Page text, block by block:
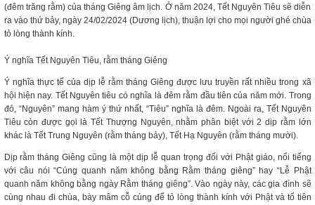
(đêm trăng rằm) của tháng Giêng âm lịch. Ở năm 2024, Tết Nguyên Tiêu sẽ diễn
ra vào thứ bảy, ngày 24/02/2024 (Dương lịch), thuận lợi cho mọi người ghé chùa
tỏ lòng thành kính.
Ý nghĩa Tết Nguyên Tiêu, rằm tháng Giêng
Ý nghĩa thực tế của dịp lễ rằm tháng Giêng được lưu truyền rất nhiều trong xã
hội hiện nay. Tết Nguyên tiêu có nghĩa là đêm rằm đầu tiên của năm mới. Trong
đó, “Nguyên” mang hàm ý thứ nhất, “Tiêu” nghĩa là đêm. Ngoài ra, Tết Nguyên
Tiêu còn được gọi là Tết Thượng Nguyên, nhằm phân biệt với 2 dịp rằm lớn
khác là Tết Trung Nguyên (rằm tháng bảy), Tết Hạ Nguyên (rằm tháng mười).
Dịp rằm tháng Giêng cũng là một dịp lễ quan trọng đối với Phật giáo, nổi tiếng
với câu nói “Cúng quanh năm không bằng Rằm tháng giêng” hay “Lễ Phật
quanh năm không bằng ngày Rằm tháng giêng”. Vào ngày này, các gia đình sẽ
cùng nhau đi chùa, bày mâm cỗ cúng để tỏ lòng thành kính với Phật và tổ tiên